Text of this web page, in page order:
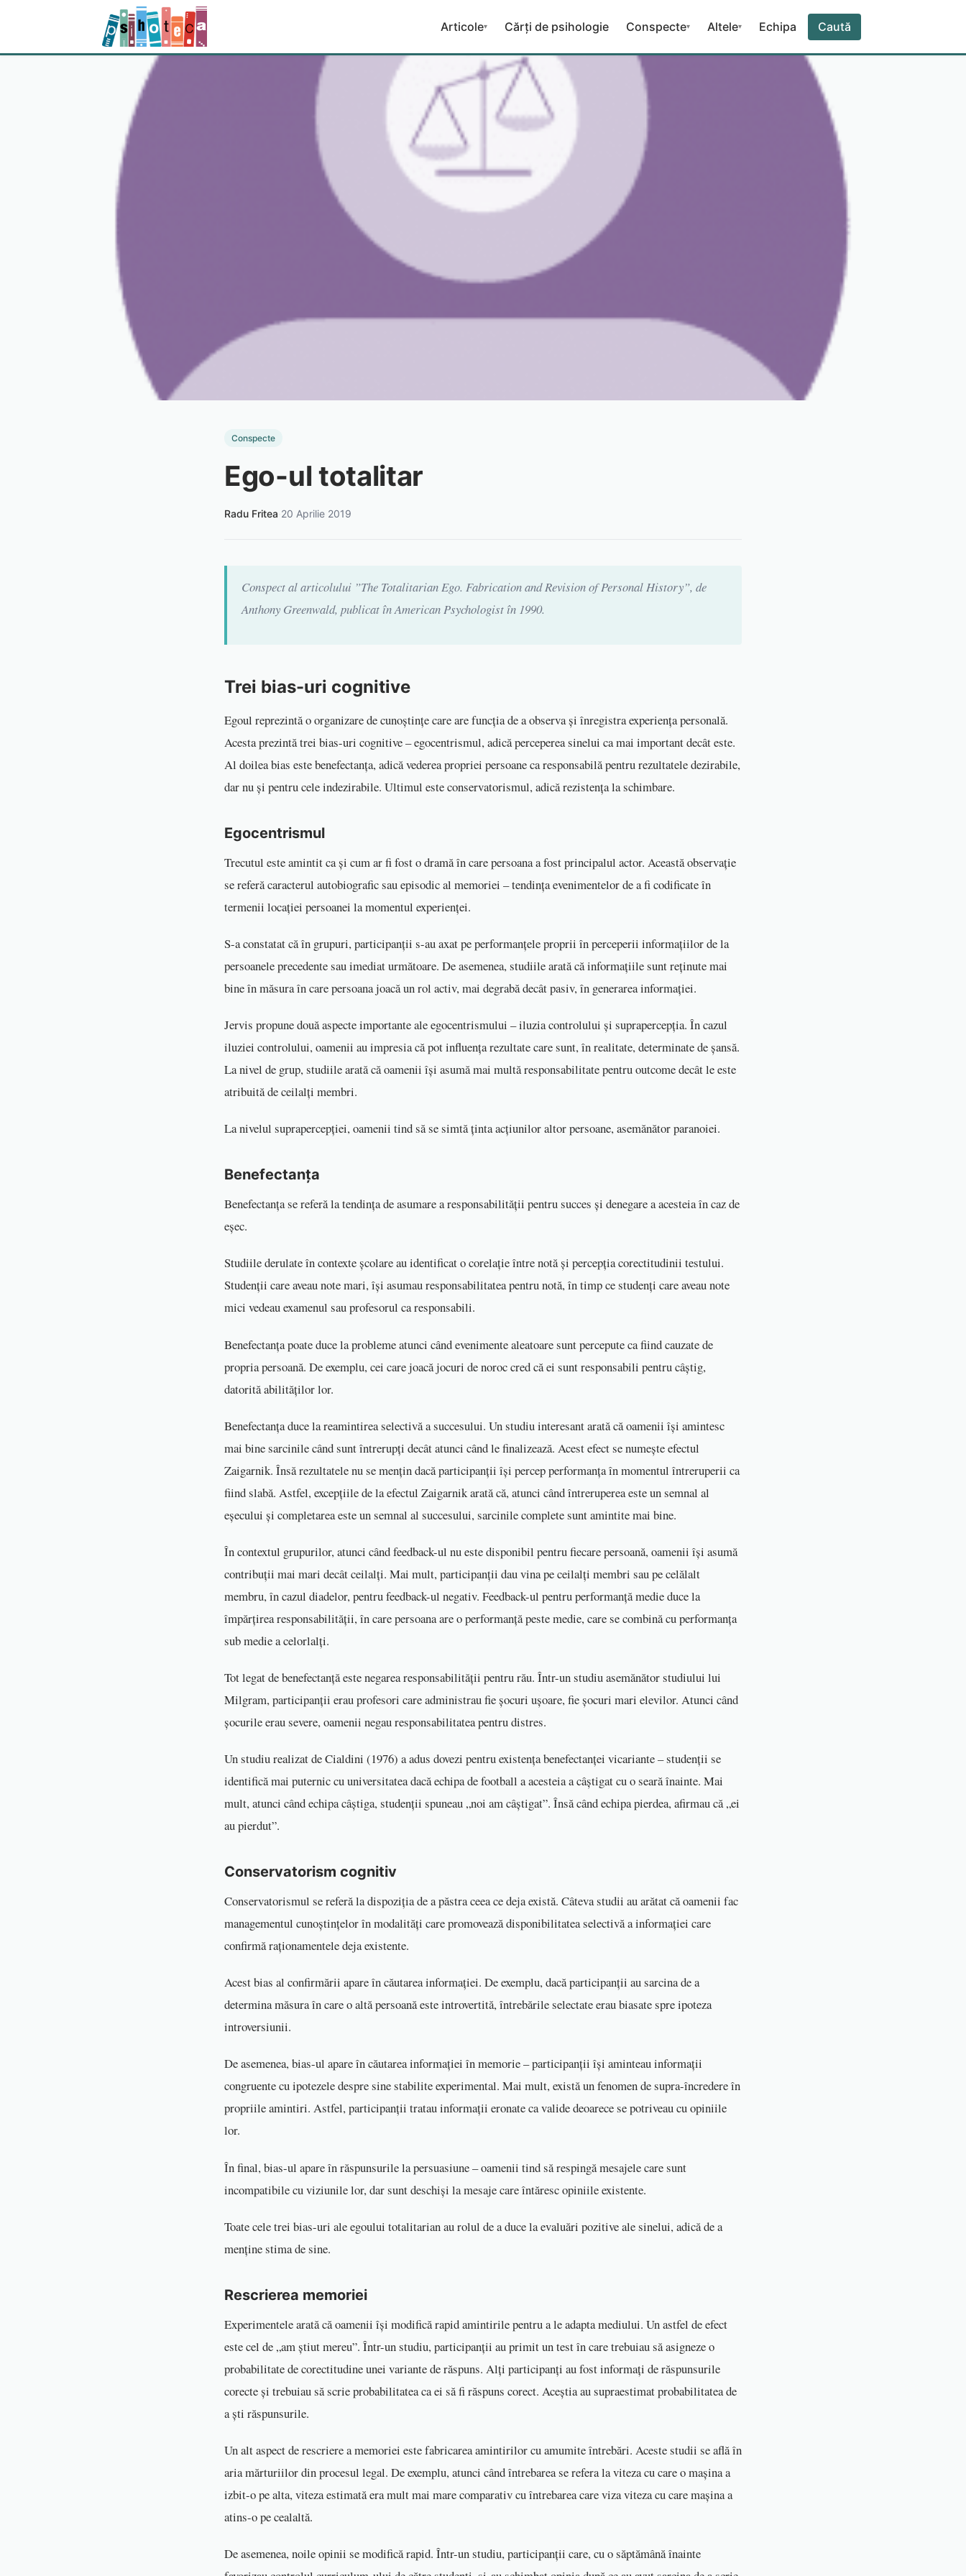
Articole▾ Cărți de psihologie Conspecte▾ Altele▾ Echipa Caută
Conspecte
Ego-ul totalitar
Radu Fritea 20 Aprilie 2019
Conspect al articolului ”The Totalitarian Ego. Fabrication and Revision of Personal History”, de
Anthony Greenwald, publicat în American Psychologist în 1990.
Trei bias-uri cognitive
Egoul reprezintă o organizare de cunoștințe care are funcția de a observa și înregistra experiența personală.
Acesta prezintă trei bias-uri cognitive – egocentrismul, adică perceperea sinelui ca mai important decât este.
Al doilea bias este benefectanța, adică vederea propriei persoane ca responsabilă pentru rezultatele dezirabile,
dar nu și pentru cele indezirabile. Ultimul este conservatorismul, adică rezistența la schimbare.
Egocentrismul
Trecutul este amintit ca și cum ar fi fost o dramă în care persoana a fost principalul actor. Această observație
se referă caracterul autobiografic sau episodic al memoriei – tendința evenimentelor de a fi codificate în
termenii locației persoanei la momentul experienței.
S-a constatat că în grupuri, participanții s-au axat pe performanțele proprii în perceperii informațiilor de la
persoanele precedente sau imediat următoare. De asemenea, studiile arată că informațiile sunt reținute mai
bine în măsura în care persoana joacă un rol activ, mai degrabă decât pasiv, în generarea informației.
Jervis propune două aspecte importante ale egocentrismului – iluzia controlului și suprapercepția. În cazul
iluziei controlului, oamenii au impresia că pot influența rezultate care sunt, în realitate, determinate de șansă.
La nivel de grup, studiile arată că oamenii își asumă mai multă responsabilitate pentru outcome decât le este
atribuită de ceilalți membri.
La nivelul suprapercepției, oamenii tind să se simtă ținta acțiunilor altor persoane, asemănător paranoiei.
Benefectanța
Benefectanța se referă la tendința de asumare a responsabilității pentru succes și denegare a acesteia în caz de
eșec.
Studiile derulate în contexte școlare au identificat o corelație între notă și percepția corectitudinii testului.
Studenții care aveau note mari, își asumau responsabilitatea pentru notă, în timp ce studenți care aveau note
mici vedeau examenul sau profesorul ca responsabili.
Benefectanța poate duce la probleme atunci când evenimente aleatoare sunt percepute ca fiind cauzate de
propria persoană. De exemplu, cei care joacă jocuri de noroc cred că ei sunt responsabili pentru câștig,
datorită abilităților lor.
Benefectanța duce la reamintirea selectivă a succesului. Un studiu interesant arată că oamenii își amintesc
mai bine sarcinile când sunt întrerupți decât atunci când le finalizează. Acest efect se numește efectul
Zaigarnik. Însă rezultatele nu se mențin dacă participanții își percep performanța în momentul întreruperii ca
fiind slabă. Astfel, excepțiile de la efectul Zaigarnik arată că, atunci când întreruperea este un semnal al
eșecului și completarea este un semnal al succesului, sarcinile complete sunt amintite mai bine.
În contextul grupurilor, atunci când feedback-ul nu este disponibil pentru fiecare persoană, oamenii își asumă
contribuții mai mari decât ceilalți. Mai mult, participanții dau vina pe ceilalți membri sau pe celălalt
membru, în cazul diadelor, pentru feedback-ul negativ. Feedback-ul pentru performanță medie duce la
împărțirea responsabilității, în care persoana are o performanță peste medie, care se combină cu performanța
sub medie a celorlalți.
Tot legat de benefectanță este negarea responsabilității pentru rău. Într-un studiu asemănător studiului lui
Milgram, participanții erau profesori care administrau fie șocuri ușoare, fie șocuri mari elevilor. Atunci când
șocurile erau severe, oamenii negau responsabilitatea pentru distres.
Un studiu realizat de Cialdini (1976) a adus dovezi pentru existența benefectanței vicariante – studenții se
identifică mai puternic cu universitatea dacă echipa de football a acesteia a câștigat cu o seară înainte. Mai
mult, atunci când echipa câștiga, studenții spuneau „noi am câștigat”. Însă când echipa pierdea, afirmau că „ei
au pierdut”.
Conservatorism cognitiv
Conservatorismul se referă la dispoziția de a păstra ceea ce deja există. Câteva studii au arătat că oamenii fac
managementul cunoștințelor în modalități care promovează disponibilitatea selectivă a informației care
confirmă raționamentele deja existente.
Acest bias al confirmării apare în căutarea informației. De exemplu, dacă participanții au sarcina de a
determina măsura în care o altă persoană este introvertită, întrebările selectate erau biasate spre ipoteza
introversiunii.
De asemenea, bias-ul apare în căutarea informației în memorie – participanții își aminteau informații
congruente cu ipotezele despre sine stabilite experimental. Mai mult, există un fenomen de supra-încredere în
propriile amintiri. Astfel, participanții tratau informații eronate ca valide deoarece se potriveau cu opiniile
lor.
În final, bias-ul apare în răspunsurile la persuasiune – oamenii tind să respingă mesajele care sunt
incompatibile cu viziunile lor, dar sunt deschiși la mesaje care întăresc opiniile existente.
Toate cele trei bias-uri ale egoului totalitarian au rolul de a duce la evaluări pozitive ale sinelui, adică de a
menține stima de sine.
Rescrierea memoriei
Experimentele arată că oamenii își modifică rapid amintirile pentru a le adapta mediului. Un astfel de efect
este cel de „am ştiut mereu”. Într-un studiu, participanții au primit un test în care trebuiau să asigneze o
probabilitate de corectitudine unei variante de răspuns. Alți participanți au fost informați de răspunsurile
corecte și trebuiau să scrie probabilitatea ca ei să fi răspuns corect. Aceștia au supraestimat probabilitatea de
a ști răspunsurile.
Un alt aspect de rescriere a memoriei este fabricarea amintirilor cu amumite întrebări. Aceste studii se află în
aria mărturiilor din procesul legal. De exemplu, atunci când întrebarea se refera la viteza cu care o mașina a
izbit-o pe alta, viteza estimată era mult mai mare comparativ cu întrebarea care viza viteza cu care mașina a
atins-o pe cealaltă.
De asemenea, noile opinii se modifică rapid. Într-un studiu, participanții care, cu o săptămână înainte